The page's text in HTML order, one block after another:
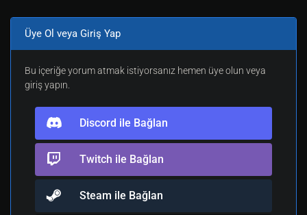
Üye Ol veya Giriş Yap
Bu içeriğe yorum atmak istiyorsanız hemen üye olun veya
giriş yapın.
Discord ile Bağlan
Twitch ile Bağlan
Steam ile Bağlan